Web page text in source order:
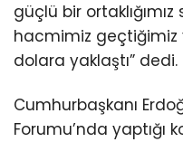
güçlü bir
hacmimiz geçtiğimiz
dolara yaklaştı” dedi.
Cumhurbaşkanı
Forumu’nda yaptığı